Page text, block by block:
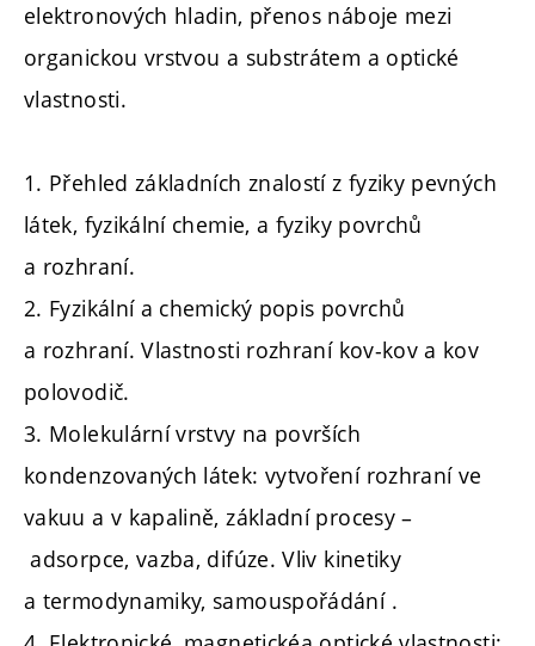
elektronových hladin, přenos náboje mezi
organickou vrstvou a substrátem a optické
vlastnosti.
1. Přehled základních znalostí z fyziky pevných
látek, fyzikální chemie, a fyziky povrchů
a rozhraní.
2. Fyzikální a chemický popis povrchů
a rozhraní. Vlastnosti rozhraní kov-kov a kov
polovodič.
3. Molekulární vrstvy na površích
kondenzovaných látek: vytvoření rozhraní ve
vakuu a v kapalině, základní procesy –
adsorpce, vazba, difúze. Vliv kinetiky
a termodynamiky, samouspořádání .